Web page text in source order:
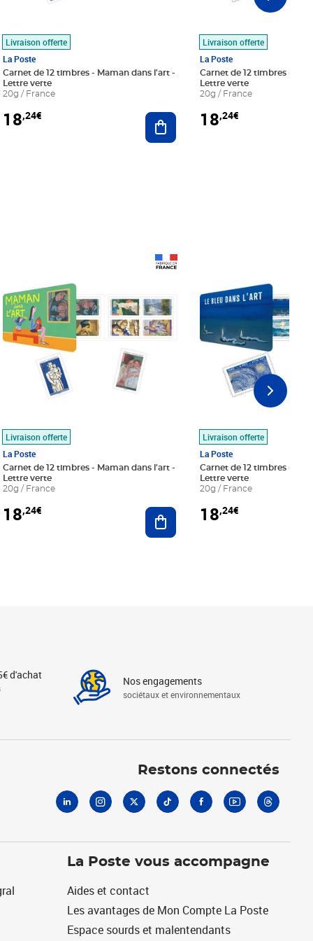
au panier
Livraison offerte
La Poste
Carnet de 12 timbres - Maman dans l'art -
Lettre verte
20g / France
18,24€ Ajouter au panier
Livraison offerte
La Poste
Carnet de 12 timbres - Le
Lettre verte
20g / France
18,24€
au panier
Livraison offerte
La Poste
Carnet de 12 timbres - Maman dans l'art -
Lettre verte
20g / France
18,24€ Ajouter au panier
Livraison offerte
La Poste
Carnet de 12 timbres - Le
Lettre verte
20g / France
18,24€
d'achat Nos engagements
sociétaux et environnementaux
Restons connectés
La Poste vous accompagne
Aides et contact
Les avantages de Mon Compte La Poste
Espace sourds et malentendants